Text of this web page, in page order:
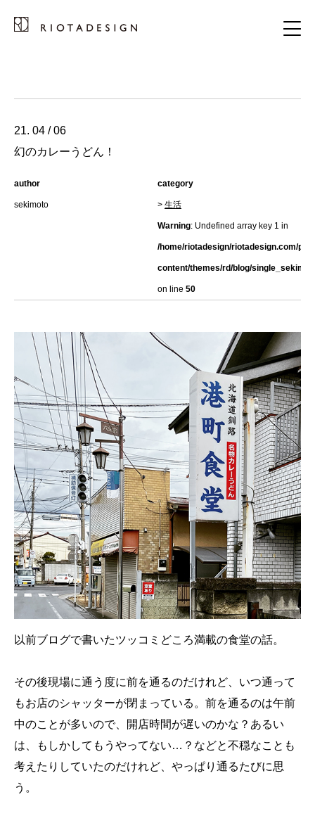
21. 04 / 06
幻のカレーうどん！
author
sekimoto
category
> 生活
Warning: Undefined array key 1 in
/home/riotadesign/riotadesign.com/
content/themes/rd/blog/
on line 50
以前ブログで書いたツッコミどころ満載の食堂の話。
その後現場に通う度に前を通るのだけれど、いつ通って
もお店のシャッターが閉まっている。前を通るのは午前
中のことが多いので、開店時間が遅いのかな？あるい
は、もしかしてもうやってない…？などと不穏なことも
考えたりしていたのだけれど、やっぱり通るたびに思
う。